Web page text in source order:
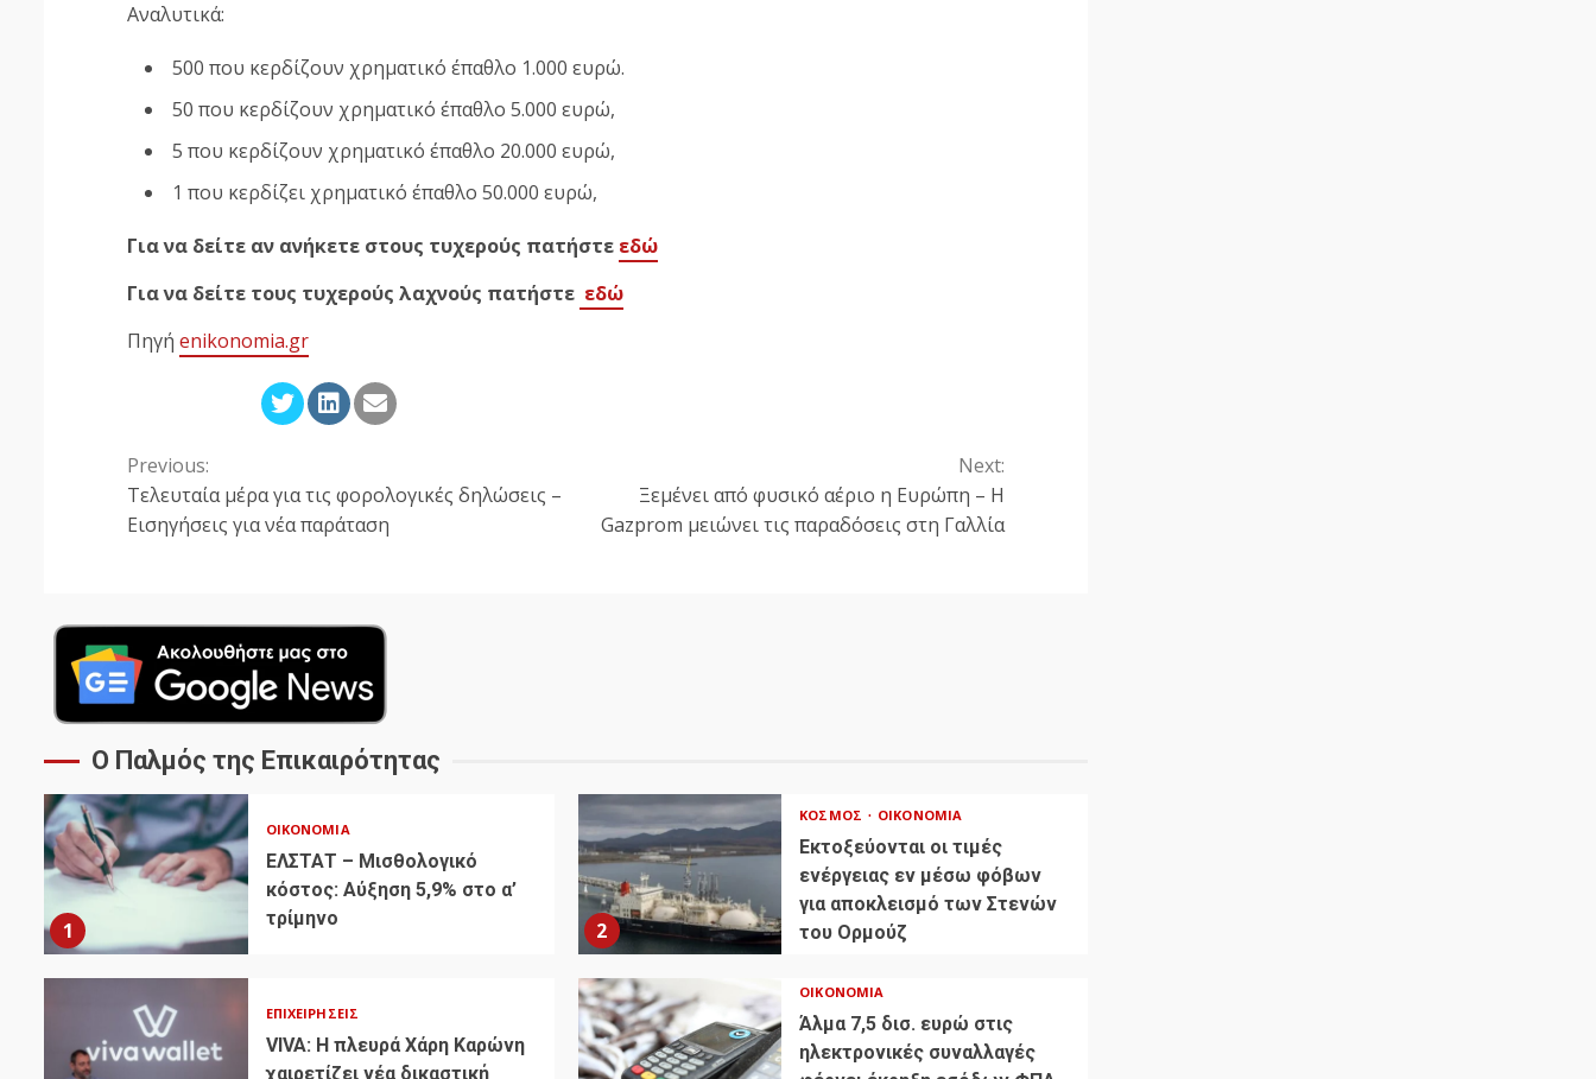
Αναλυτικά:
500 που κερδίζουν χρηματικό έπαθλο 1.000 ευρώ.
50 που κερδίζουν χρηματικό έπαθλο 5.000 ευρώ,
5 που κερδίζουν χρηματικό έπαθλο 20.000 ευρώ,
1 που κερδίζει χρηματικό έπαθλο 50.000 ευρώ,
Για να δείτε αν ανήκετε στους τυχερούς πατήστε εδώ
Για να δείτε τους τυχερούς λαχνούς πατήστε εδώ
Πηγή enikonomia.gr
Continue
Reading
Previous:
Τελευταία μέρα για τις φορολογικές δηλώσεις –
Εισηγήσεις για νέα παράταση
Next:
Ξεμένει από φυσικό αέριο η Ευρώπη – Η
Gazprom μειώνει τις παραδόσεις στη Γαλλία
Ο Παλμός της Επικαιρότητας
1
ΟΙΚΟΝΟΜΊΑ
ΕΛΣΤΑΤ – Μισθολογικό
κόστος: Αύξηση 5,9% στο α’
τρίμηνο
2
ΚΌΣΜΟΣ ΟΙΚΟΝΟΜΊΑ
Εκτοξεύονται οι τιμές
ενέργειας εν μέσω φόβων
για αποκλεισμό των Στενών
του Ορμούζ
ΕΠΙΧΕΙΡΉΣΕΙΣ
VIVA: Η πλευρά Χάρη Καρώνη
χαιρετίζει νέα δικαστική
ΟΙΚΟΝΟΜΊΑ
Άλμα 7,5 δισ. ευρώ στις
ηλεκτρονικές συναλλαγές